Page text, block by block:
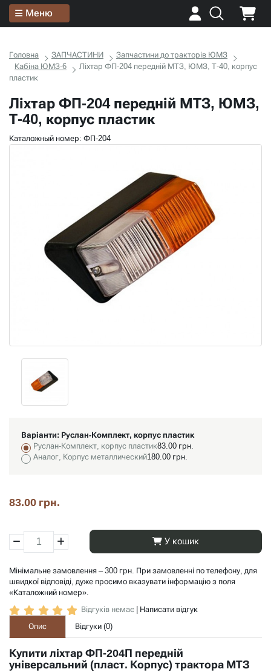
Меню
Головна ЗАПЧАСТИНИ
Запчастини до тракторів ЮМЗ
Кабіна ЮМЗ-6
Ліхтар ФП-204 передній МТЗ, ЮМЗ, Т-40, корпус
пластик
Ліхтар ФП-204 передній МТЗ, ЮМЗ,
Т-40, корпус пластик
Каталожный номер: ФП-204
Варіанти: Руслан-Комплект, корпус пластик
Руслан-Комплект, корпус пластик83.00 грн.
Аналог, Корпус металлический180.00 грн.
83.00 грн.
У кошик
Мінімальне замовлення – 300 грн. При замовленні по телефону, для
швидкої відповіді, дуже просимо вказувати інформацію з поля
«Каталожний номер».
Відгуків немає
Написати відгук
Опис
Відгуки (0)
Купити ліхтар ФП-204П передній
універсальний (пласт. Корпус) трактора МТЗ